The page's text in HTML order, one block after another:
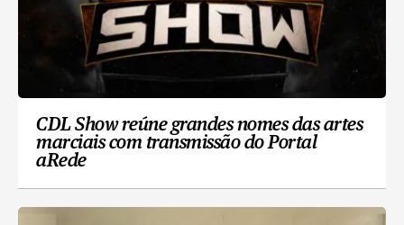
CDL Show reúne grandes nomes das artes
marciais com transmissão do Portal
aRede